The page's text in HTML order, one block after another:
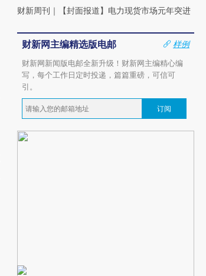
财新周刊 ｜ 【封面报道】电力现货市场元年突进
财新网主编精选版电邮
样例
财新网新闻版电邮全新升级！财新网主编精心编
写，每个工作日定时投递，篇篇重磅，可信可
引。
订阅